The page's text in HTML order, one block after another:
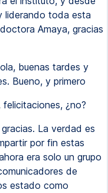
liderando toda esta
Amaya, gracias
buenas tardes y
Bueno, y primero
¿no?
La verdad es
por fin estas
era solo un grupo
de
estado como